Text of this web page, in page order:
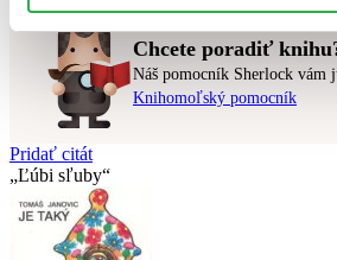
Chcete poradiť
Náš pomocník Sherlock vám
Knihomoľský pomocník
Pridať citát
Ľúbi sľuby